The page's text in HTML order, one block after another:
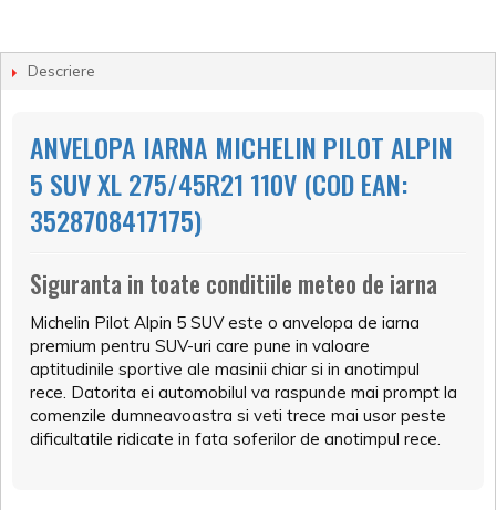
Descriere
ANVELOPA IARNA MICHELIN PILOT ALPIN
5 SUV XL 275/45R21 110V (COD EAN:
3528708417175)
Siguranta in toate conditiile meteo de iarna
Michelin Pilot Alpin 5 SUV este o anvelopa de iarna
premium pentru SUV-uri care pune in valoare
aptitudinile sportive ale masinii chiar si in anotimpul
rece. Datorita ei automobilul va raspunde mai prompt la
comenzile dumneavoastra si veti trece mai usor peste
dificultatile ridicate in fata soferilor de anotimpul rece.